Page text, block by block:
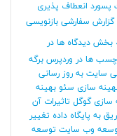
پسورد انعطاف پذیری
گزارش سفارشی بازنویسی
بخش دیدگاه ها در
ها در وردپرس برگه
سایت به روز رسانی
سازی سئو بهینه
سازی گوگل تاثیرات آن
به پایگاه داده تغییر
وب سایت توسعه